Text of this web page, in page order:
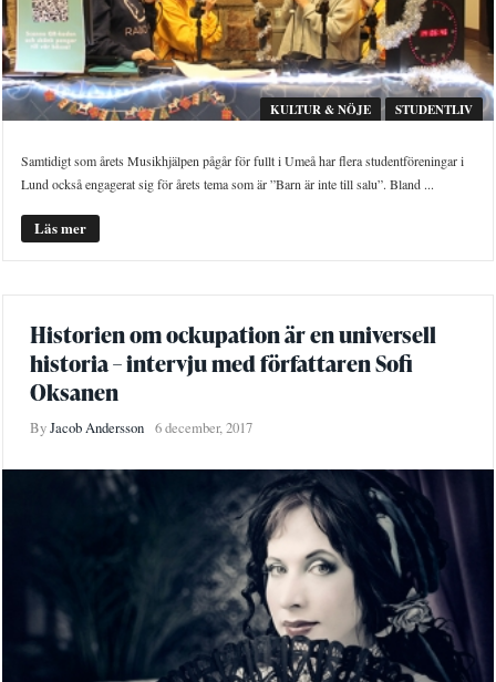
KULTUR & NÖJE STUDENTLIV
Samtidigt som årets Musikhjälpen pågår för fullt i Umeå har flera studentföreningar i
Lund också engagerat sig för årets tema som är ”Barn är inte till salu”. Bland ...
Läs mer
Historien om ockupation är en universell
historia – intervju med författaren Sofi
Oksanen
ByJacob Andersson 6 december, 2017